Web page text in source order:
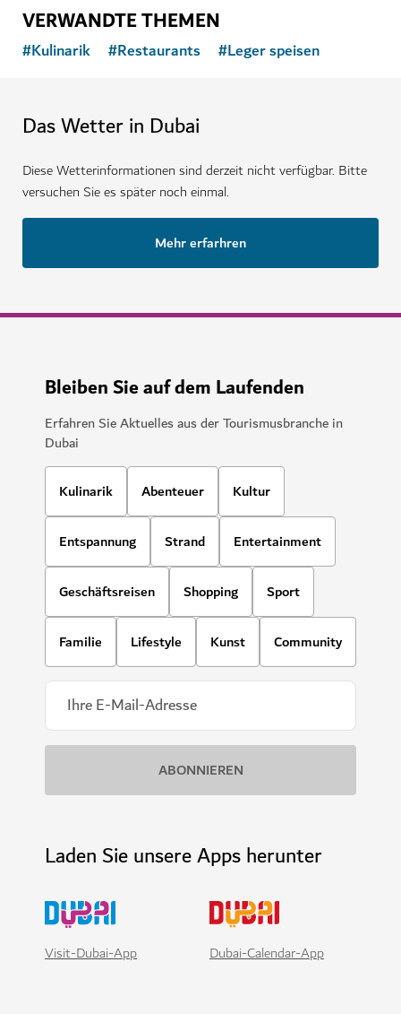
VERWANDTE THEMEN
#Kulinarik #Restaurants #Leger speisen
Das Wetter in Dubai
Diese Wetterinformationen sind derzeit nicht verfügbar. Bitte
versuchen Sie es später noch einmal.
Mehr erfarhren
Bleiben Sie auf dem Laufenden
Erfahren Sie Aktuelles aus der Tourismusbranche in
Dubai
Kulinarik Abenteuer Kultur
Entspannung Strand Entertainment
Geschäftsreisen Shopping Sport
Familie Lifestyle Kunst Community
Laden Sie unsere Apps herunter
Visit-Dubai-App Dubai-Calendar-App